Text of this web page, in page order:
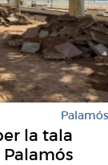
Palamós
la tala
Palamós